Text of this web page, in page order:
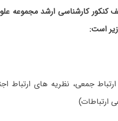
کارشناسی ارشد مجموعه
است:
ارتباطات)